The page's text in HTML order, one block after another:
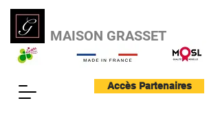
MAISON GRASSET
Accès Partenaires